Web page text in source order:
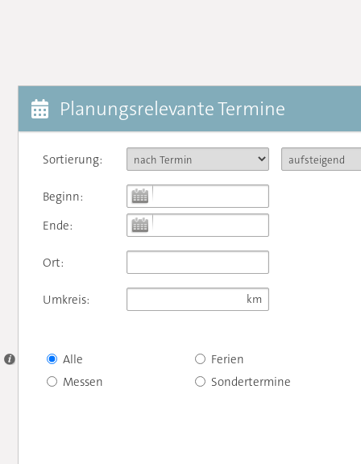
Planungsrelevante Termine
Sortierung:
Beginn:
Ende:
Ort:
Umkreis:
Alle
Messen
Ferien
Sondertermine